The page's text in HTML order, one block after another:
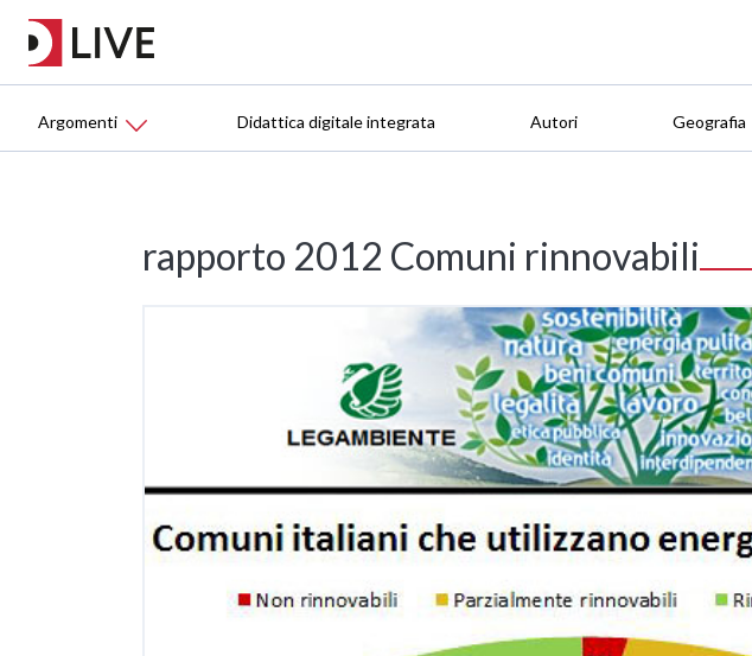
Argomenti Didattica digitale integrata Autori Geografia
rapporto 2012 Comuni rinnovabili